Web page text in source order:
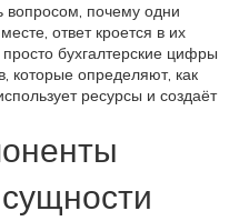
вопросом, почему одни
ответ кроется в их
бухгалтерские цифры
которые определяют, как
ресурсы и создаёт